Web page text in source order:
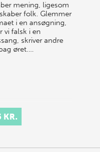
baseret på
instruktører som Søren
og Rikke Louise
til animation
gøre forskningen
af Seabird Production
mening, ligesom
folk. Glemmer
i en ansøgning,
vi falsk i en
skriver andre
øret.…
KR.